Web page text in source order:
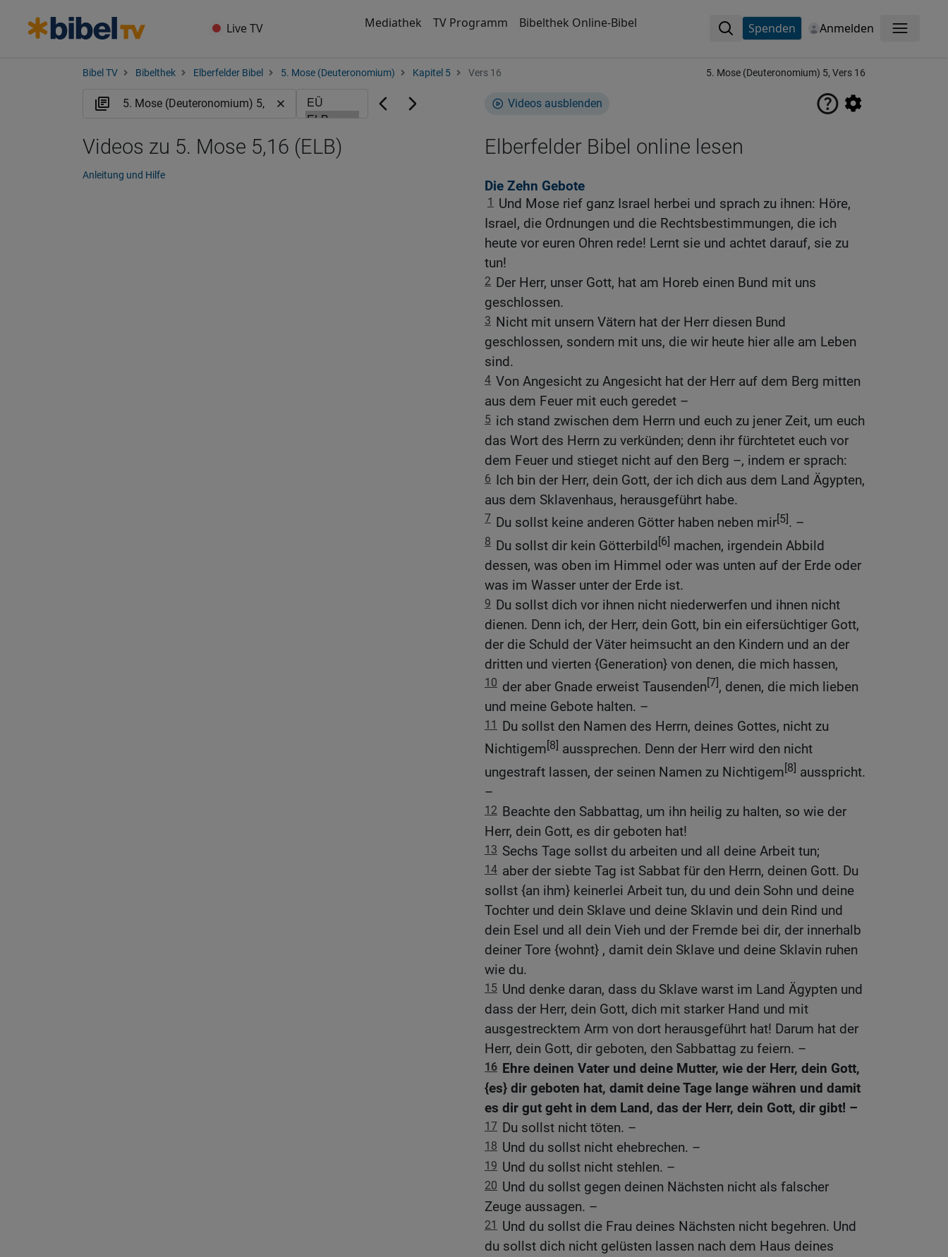
Live TV Mediathek TV Programm Bibelthek Online-Bibel Spenden Anmelden Menü
Bibel TV Bibelthek Elberfelder Bibel 5. Mose (Deuteronomium) Kapitel 5 Vers 16 5. Mose (Deuteronomium) 5, Vers 16
Videos ausblenden
Elberfelder Bibel online lesen
Die Zehn Gebote
1
Und Mose rief ganz Israel herbei und sprach zu ihnen: Höre,
Israel, die Ordnungen und die Rechtsbestimmungen, die ich
heute vor euren Ohren rede! Lernt sie und achtet darauf, sie zu
tun!
2 Der Herr, unser Gott, hat am Horeb einen Bund mit uns
geschlossen.
3 Nicht mit unsern Vätern hat der Herr diesen Bund
geschlossen, sondern mit uns, die wir heute hier alle am Leben
sind.
4 Von Angesicht zu Angesicht hat der Herr auf dem Berg mitten
aus dem Feuer mit euch geredet –
5 ich stand zwischen dem Herrn und euch zu jener Zeit, um euch
das Wort des Herrn zu verkünden; denn ihr fürchtetet euch vor
dem Feuer und stieget nicht auf den Berg –, indem er sprach:
6 Ich bin der Herr, dein Gott, der ich dich aus dem Land Ägypten,
aus dem Sklavenhaus, herausgeführt habe.
7 Du sollst keine anderen Götter haben neben mir[5]. –
8 Du sollst dir kein Götterbild[6] machen, irgendein Abbild
dessen, was oben im Himmel oder was unten auf der Erde oder
was im Wasser unter der Erde ist.
9 Du sollst dich vor ihnen nicht niederwerfen und ihnen nicht
dienen. Denn ich, der Herr, dein Gott, bin ein eifersüchtiger Gott,
der die Schuld der Väter heimsucht an den Kindern und an der
dritten und vierten {Generation} von denen, die mich hassen,
10 der aber Gnade erweist Tausenden[7], denen, die mich lieben
und meine Gebote halten. –
11
Du sollst den Namen des Herrn, deines Gottes, nicht zu
Nichtigem[8] aussprechen. Denn der Herr wird den nicht
ungestraft lassen, der seinen Namen zu Nichtigem[8] ausspricht.
–
12 Beachte den Sabbattag, um ihn heilig zu halten, so wie der
Herr, dein Gott, es dir geboten hat!
13 Sechs Tage sollst du arbeiten und all deine Arbeit tun;
14 aber der siebte Tag ist Sabbat für den Herrn, deinen Gott. Du
sollst {an ihm} keinerlei Arbeit tun, du und dein Sohn und deine
Tochter und dein Sklave und deine Sklavin und dein Rind und
dein Esel und all dein Vieh und der Fremde bei dir, der innerhalb
deiner Tore {wohnt} , damit dein Sklave und deine Sklavin ruhen
wie du.
15 Und denke daran, dass du Sklave warst im Land Ägypten und
dass der Herr, dein Gott, dich mit starker Hand und mit
ausgestrecktem Arm von dort herausgeführt hat! Darum hat der
Herr, dein Gott, dir geboten, den Sabbattag zu feiern. –
16 Ehre deinen Vater und deine Mutter, wie der Herr, dein Gott,
{es} dir geboten hat, damit deine Tage lange währen und damit
es dir gut geht in dem Land, das der Herr, dein Gott, dir gibt! –
17 Du sollst nicht töten. –
18 Und du sollst nicht ehebrechen. –
19 Und du sollst nicht stehlen. –
20 Und du sollst gegen deinen Nächsten nicht als falscher
Zeuge aussagen. –
21 Und du sollst die Frau deines Nächsten nicht begehren. Und
du sollst dich nicht gelüsten lassen nach dem Haus deines
Videos zu 5. Mose 5,16 (ELB)
Anleitung und Hilfe